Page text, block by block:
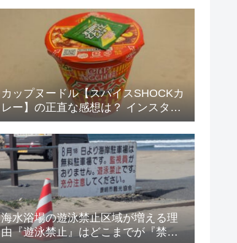
カップヌードル【スパイスSHOCKカ
レー】の正直な感想は？ インスタン
ト・ズボラ飯 その47
海水浴場の遊泳禁止区域が増える理
由『遊泳禁止』はどこまでが『禁